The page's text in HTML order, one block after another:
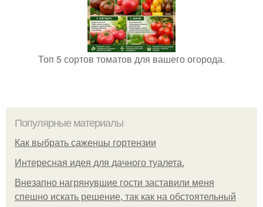
Топ 5 сортов томатов для вашего огорода.
Популярные материалы
Как выбрать саженцы гортензии
Интересная идея для дачного туалета.
Внезапно нагрянувшие гости заставили меня
спешно искать решение, так как на обстоятельный